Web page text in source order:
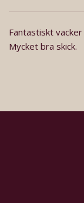
Fantastiskt
Mycket bra skick.